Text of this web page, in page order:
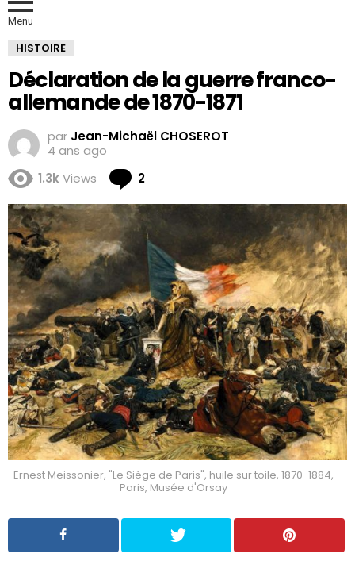
Menu
HISTOIRE
Déclaration de la guerre franco-
allemande de 1870-1871
par Jean-Michaël CHOSEROT
4 ans ago
1.3kViews 2
Ernest Meissonier, "Le Siège de Paris", huile sur toile, 1870-1884,
Paris, Musée d'Orsay